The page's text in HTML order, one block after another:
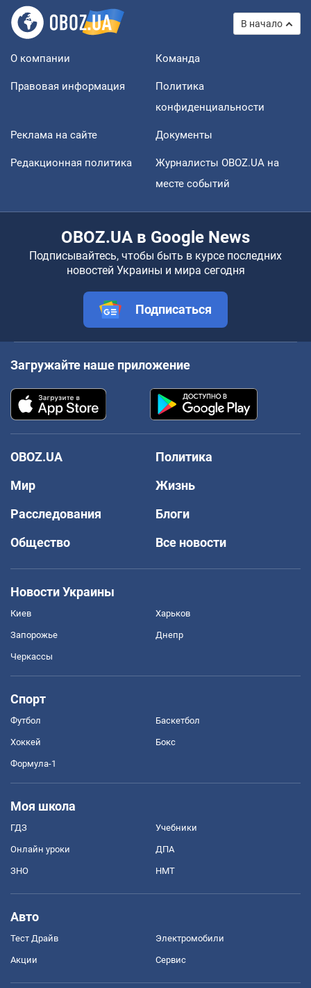
В начало
О компании Команда
Правовая информация
Политика
конфиденциальности
Реклама на сайте Документы
Редакционная политика
Журналисты OBOZ.UA на
месте событий
OBOZ.UA в Google News
Подписывайтесь, чтобы быть в курсе последних
новостей Украины и мира сегодня
Подписаться
Загружайте наше приложение
OBOZ.UA
Политика
Мир
Жизнь
Расследования
Блоги
Общество
Все новости
Новости Украины
Киев Харьков
Запорожье Днепр
Черкассы
Спорт
Футбол Баскетбол
Хоккей Бокс
Формула-1
Моя школа
ГДЗ Учебники
Онлайн уроки ДПА
ЗНО НМТ
Авто
Тест Драйв Электромобили
Акции Сервис